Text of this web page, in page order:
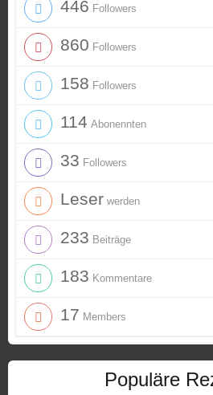
446 Followers
860 Followers
158 Followers
114 Abonennten
33 Followers
Leser werden
233 Beiträge
183 Kommentare
17 Members
Populäre